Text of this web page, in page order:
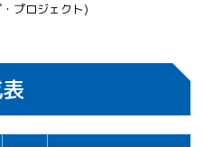
プロジェクト)